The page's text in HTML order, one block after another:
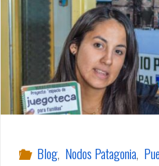
Blog, Nodos Patagonia,